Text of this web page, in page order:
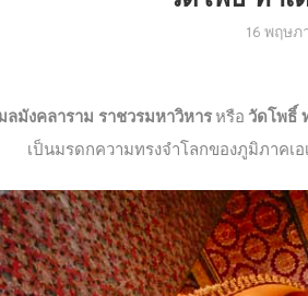
16 พฤษ
ลมังคลาราม ราชวรมหาวิหารหรือ วัดโพธิ์
เป็นมรดกความทรงจำโลกของภูมิภาคเ